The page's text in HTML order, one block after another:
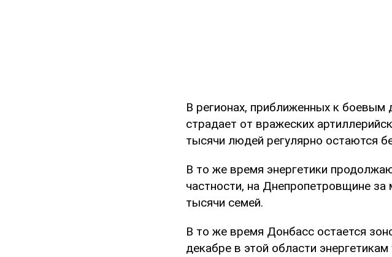
В регионах, приближенных к боевым
страдает от вражеских
тысячи людей регулярно остаются
В то же время энергетики
частности, на Днепропетровщине
тысячи семей.
В то же время Донбасс остается
декабре в этой области